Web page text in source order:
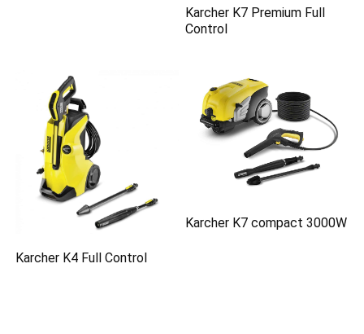
Karcher K7 Premium Full
Control
Karcher K4 Full Control
Karcher K7 compact 3000W